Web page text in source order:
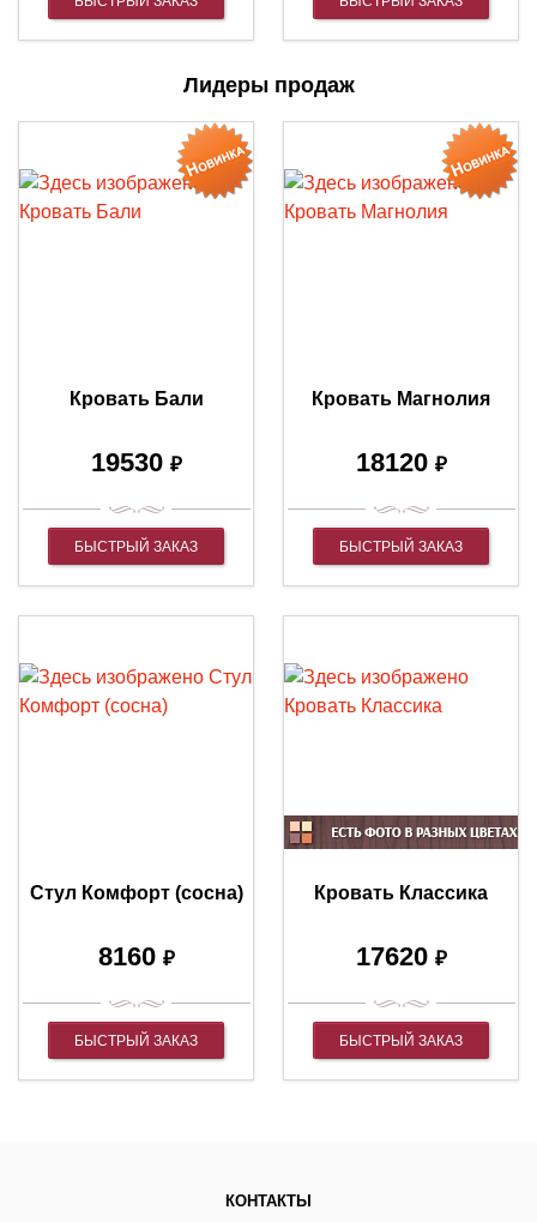
Лидеры продаж
Кровать Бали
19530 ₽
БЫСТРЫЙ ЗАКАЗ
Кровать Магнолия
18120 ₽
БЫСТРЫЙ ЗАКАЗ
Стул Комфорт (сосна)
8160 ₽
БЫСТРЫЙ ЗАКАЗ
Кровать Классика
17620 ₽
БЫСТРЫЙ ЗАКАЗ
КОНТАКТЫ